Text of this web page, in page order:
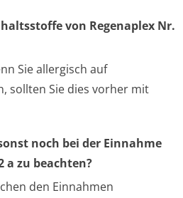
von Regenaplex Nr.
Sie allergisch auf
sollten Sie dies vorher mit
noch bei der Einnahme
a zu beachten?
den Einnahmen